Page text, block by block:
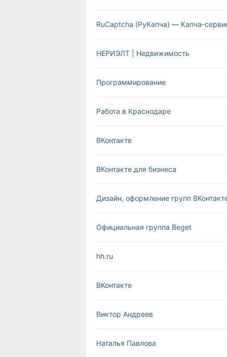
RuCaptcha (РуКапча) — Капча-
НЕРИЭЛТ | Недвижимость
Программирование
Работа в Краснодаре
ВКонтакте
ВКонтакте для бизнеса
Дизайн, оформление групп
Официальная группа Beget
hh.ru
ВКонтакте
Виктор Андреев
Наталья Павлова